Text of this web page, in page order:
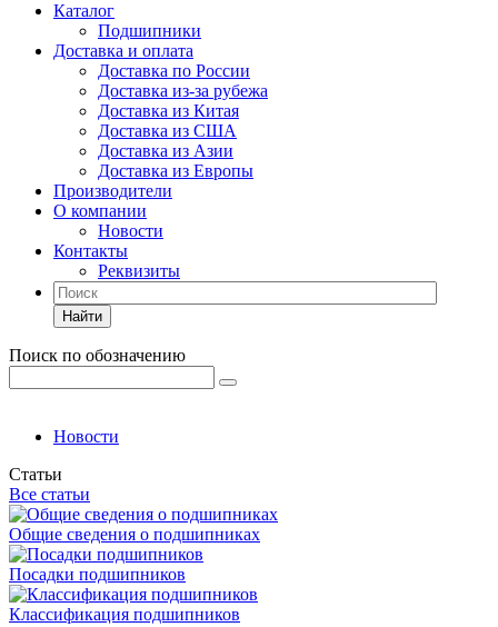
Каталог
Подшипники
Доставка и оплата
Доставка по России
Доставка из-за рубежа
Доставка из Китая
Доставка из США
Доставка из Азии
Доставка из Европы
Производители
О компании
Новости
Контакты
Реквизиты
Найти
Поиск по обозначению
Новости
Статьи
Все статьи
Общие сведения о подшипниках
Посадки подшипников
Классификация подшипников